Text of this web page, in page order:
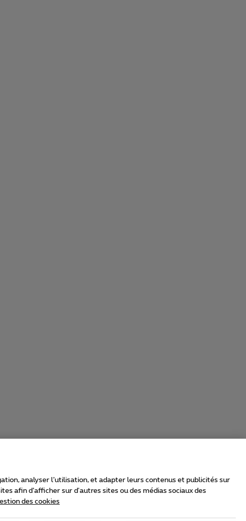
analyser l’utilisation, et adapter leurs contenus et publicités sur
afin d’afficher sur d'autres sites ou des médias sociaux des
des cookies